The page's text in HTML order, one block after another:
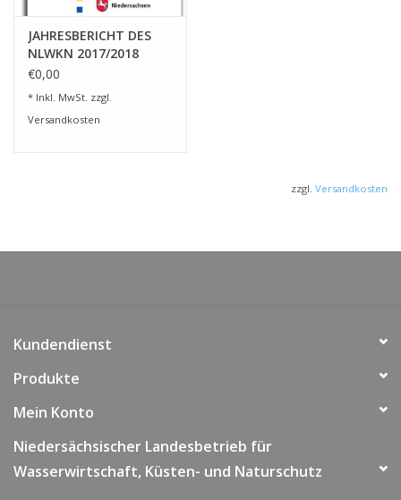
JAHRESBERICHT DES
NLWKN 2017/2018
€0,00
* Inkl. MwSt. zzgl.
Versandkosten
zzgl. Versandkosten
Kundendienst
Produkte
Mein Konto
Niedersächsischer Landesbetrieb für
Wasserwirtschaft, Küsten- und Naturschutz